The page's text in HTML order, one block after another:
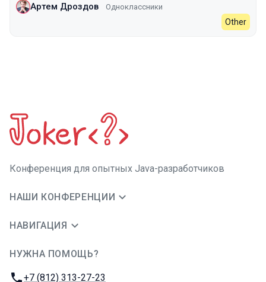
Артем Дроздов Одноклассники
Other
Конференция для опытных Java-разработчиков
НАШИ КОНФЕРЕНЦИИ
НАВИГАЦИЯ
НУЖНА ПОМОЩЬ?
Телефон:
+7 (812) 313-27-23